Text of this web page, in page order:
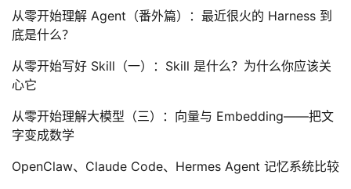
从零开始理解 Agent（番外篇）：最近很火的 Harness 到
底是什么？
从零开始写好 Skill（一）：Skill 是什么？为什么你应该关
心它
从零开始理解大模型（三）：向量与 Embedding——把文
字变成数学
OpenClaw、Claude Code、Hermes Agent 记忆系统比较